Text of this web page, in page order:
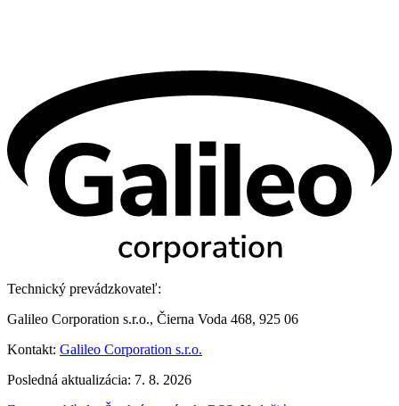
Technický prevádzkovateľ:
Galileo Corporation s.r.o., Čierna Voda 468, 925 06
Kontakt: Galileo Corporation s.r.o.
Posledná aktualizácia: 7. 8. 2026